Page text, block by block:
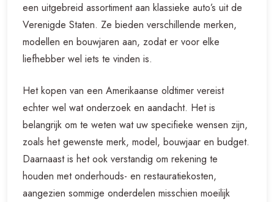
een uitgebreid assortiment aan klassieke auto’s uit de
Verenigde Staten. Ze bieden verschillende merken,
modellen en bouwjaren aan, zodat er voor elke
liefhebber wel iets te vinden is.
Het kopen van een Amerikaanse oldtimer vereist
echter wel wat onderzoek en aandacht. Het is
belangrijk om te weten wat uw specifieke wensen zijn,
zoals het gewenste merk, model, bouwjaar en budget.
Daarnaast is het ook verstandig om rekening te
houden met onderhouds- en restauratiekosten,
aangezien sommige onderdelen misschien moeilijk